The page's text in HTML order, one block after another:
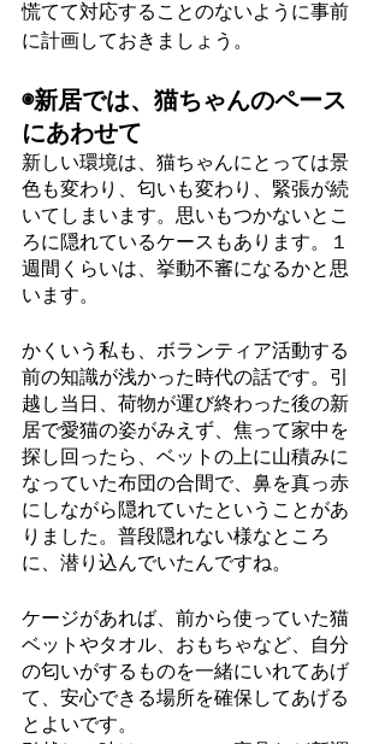
慌てて対応することのないように事前
に計画しておきましょう。
◉新居では、猫ちゃんのペース
にあわせて
新しい環境は、猫ちゃんにとっては景
色も変わり、匂いも変わり、緊張が続
いてしまいます。思いもつかないとこ
ろに隠れているケースもあります。１
週間くらいは、挙動不審になるかと思
います。
かくいう私も、ボランティア活動する
前の知識が浅かった時代の話です。引
越し当日、荷物が運び終わった後の新
居で愛猫の姿がみえず、焦って家中を
探し回ったら、ベットの上に山積みに
なっていた布団の合間で、鼻を真っ赤
にしながら隠れていたということがあ
りました。普段隠れない様なところ
に、潜り込んでいたんですね。
ケージがあれば、前から使っていた猫
ベットやタオル、おもちゃなど、自分
の匂いがするものを一緒にいれてあげ
て、安心できる場所を確保してあげる
とよいです。